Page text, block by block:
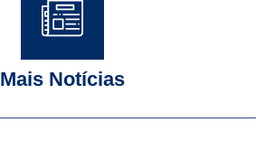
Mais Notícias